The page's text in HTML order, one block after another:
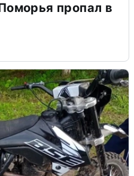
пропал в